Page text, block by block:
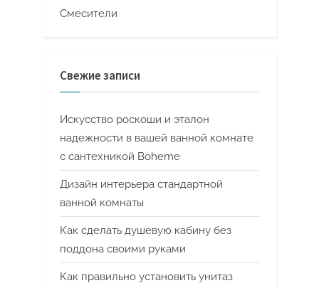
Смесители
Свежие записи
Искусство роскоши и эталон
надежности в вашей ванной комнате
с сантехникой Boheme
Дизайн интерьера стандартной
ванной комнаты
Как сделать душевую кабину без
поддона своими руками
Как правильно установить унитаз